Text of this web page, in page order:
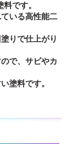
です。
いる高性能二
りで仕上がり
で、サビやカ
塗料です。